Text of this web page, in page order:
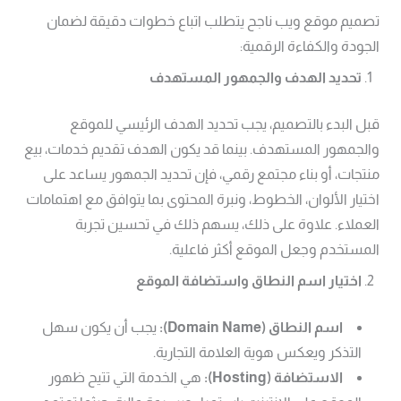
تصميم موقع ويب ناجح يتطلب اتباع خطوات دقيقة لضمان
الجودة والكفاءة الرقمية:
تحديد الهدف والجمهور المستهدف
قبل البدء بالتصميم، يجب تحديد الهدف الرئيسي للموقع
والجمهور المستهدف. بينما قد يكون الهدف تقديم خدمات، بيع
منتجات، أو بناء مجتمع رقمي، فإن تحديد الجمهور يساعد على
اختيار الألوان، الخطوط، ونبرة المحتوى بما يتوافق مع اهتمامات
العملاء. علاوة على ذلك، يسهم ذلك في تحسين تجربة
المستخدم وجعل الموقع أكثر فاعلية.
اختيار اسم النطاق واستضافة الموقع
اسم النطاق (Domain Name):
يجب أن يكون سهل
التذكر ويعكس هوية العلامة التجارية.
الاستضافة (Hosting):
هي الخدمة التي تتيح ظهور